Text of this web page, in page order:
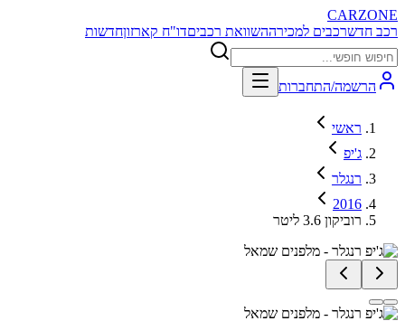
CARZONE
רכב חדשרכבים למכירההשוואת רכביםדו"ח קארזוןחדשות
הרשמה/התחברות
ראשי
ג'יפ
רנגלר
2016
רוביקון 3.6 ליטר